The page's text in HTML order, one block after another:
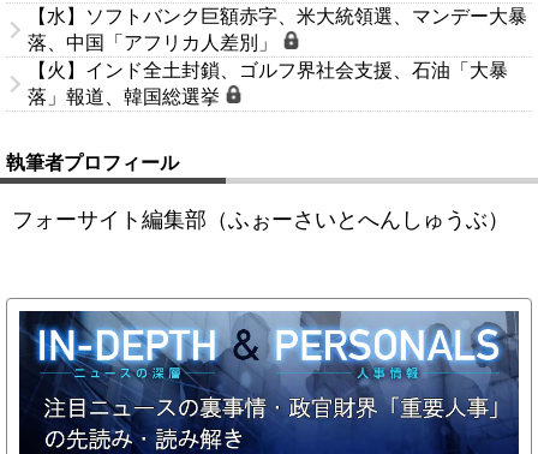
【水】ソフトバンク巨額赤字、米大統領選、マンデー大暴
落、中国「アフリカ人差別」
【火】インド全土封鎖、ゴルフ界社会支援、石油「大暴
落」報道、韓国総選挙
執筆者プロフィール
フォーサイト編集部（ふぉーさいとへんしゅうぶ）